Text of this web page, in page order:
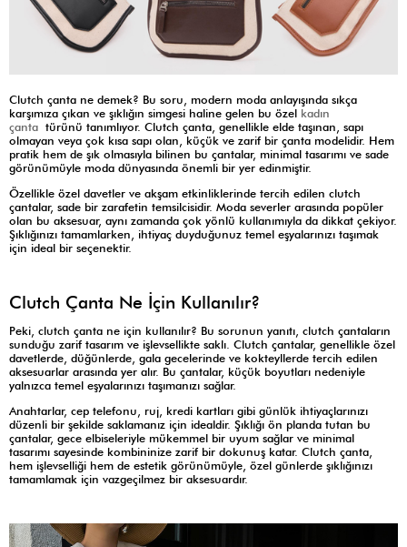
Clutch çanta ne demek? Bu soru, modern moda anlayışında sıkça
karşımıza çıkan ve şıklığın simgesi haline gelen bu özel kadın
çanta türünü tanımlıyor. Clutch çanta, genellikle elde taşınan, sapı
olmayan veya çok kısa sapı olan, küçük ve zarif bir çanta modelidir. Hem
pratik hem de şık olmasıyla bilinen bu çantalar, minimal tasarımı ve sade
görünümüyle moda dünyasında önemli bir yer edinmiştir.
Özellikle özel davetler ve akşam etkinliklerinde tercih edilen clutch
çantalar, sade bir zarafetin temsilcisidir. Moda severler arasında popüler
olan bu aksesuar, aynı zamanda çok yönlü kullanımıyla da dikkat çekiyor.
Şıklığınızı tamamlarken, ihtiyaç duyduğunuz temel eşyalarınızı taşımak
için ideal bir seçenektir.
Clutch Çanta Ne İçin Kullanılır?
Peki, clutch çanta ne için kullanılır? Bu sorunun yanıtı, clutch çantaların
sunduğu zarif tasarım ve işlevsellikte saklı. Clutch çantalar, genellikle özel
davetlerde, düğünlerde, gala gecelerinde ve kokteyllerde tercih edilen
aksesuarlar arasında yer alır. Bu çantalar, küçük boyutları nedeniyle
yalnızca temel eşyalarınızı taşımanızı sağlar.
Anahtarlar, cep telefonu, ruj, kredi kartları gibi günlük ihtiyaçlarınızı
düzenli bir şekilde saklamanız için idealdir. Şıklığı ön planda tutan bu
çantalar, gece elbiseleriyle mükemmel bir uyum sağlar ve minimal
tasarımı sayesinde kombininize zarif bir dokunuş katar. Clutch çanta,
hem işlevselliği hem de estetik görünümüyle, özel günlerde şıklığınızı
tamamlamak için vazgeçilmez bir aksesuardır.